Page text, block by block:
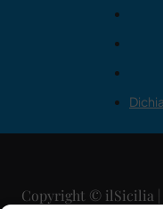
Copyright © ilSicilia |